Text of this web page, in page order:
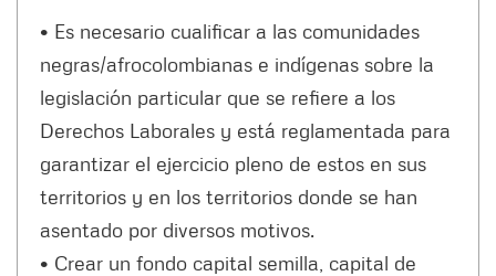
• Es necesario cualificar a las comunidades
negras/afrocolombianas e indígenas sobre la
legislación particular que se refiere a los
Derechos Laborales y está reglamentada para
garantizar el ejercicio pleno de estos en sus
territorios y en los territorios donde se han
asentado por diversos motivos.
• Crear un fondo capital semilla, capital de